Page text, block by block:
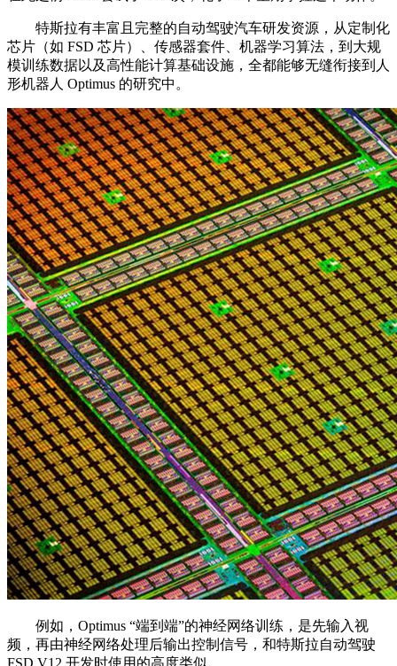
特斯拉有丰富且完整的自动驾驶汽车研发资源，从定制化
芯片（如 FSD 芯片）、传感器套件、机器学习算法，到大规
模训练数据以及高性能计算基础设施，全都能够无缝衔接到人
形机器人 Optimus 的研究中。
例如，Optimus “端到端”的神经网络训练，是先输入视
频，再由神经网络处理后输出控制信号，和特斯拉自动驾驶